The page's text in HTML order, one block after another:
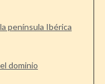
península Ibérica
dominio